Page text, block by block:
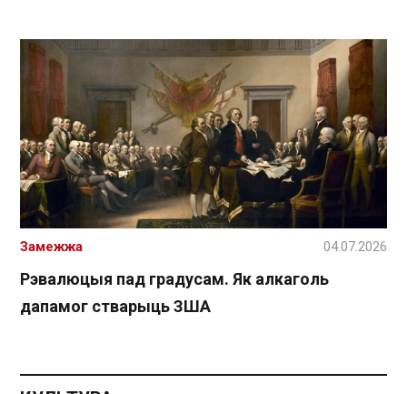
Рэвалюцыя пад градусам. Як алкаголь
дапамог стварыць ЗША
Замежжа 04.07.2026